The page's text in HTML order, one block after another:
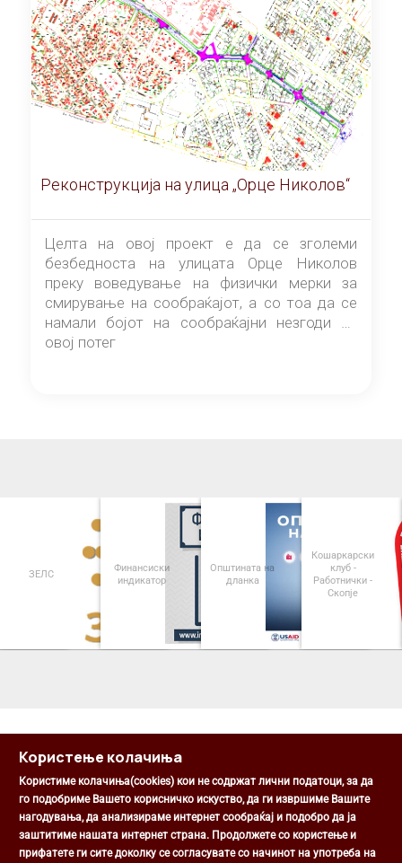
Реконструкција на улица „Орце Николов“
Целта на овој проект е да се зголеми
безбедноста на улицата Орце Николов
преку воведување на физички мерки за
смирување на сообраќајот, а со тоа да се
намали бојот на сообраќајни незгоди на
овој потег
ЗЕЛС
Финансиски
индикатор
Општината на
дланка
Кошаркарски
клуб -
Работнички -
Скопје
Општина Центар
Михаил Цоков бр. 1, Скопје
Користење колачиња
Користиме колачиња(cookies) кои не содржат лични податоци, за да
го подобриме Вашето корисничко искуство, да ги извршиме Вашите
нагодувања, да анализираме интернет сообраќај и подобро да ја
заштитиме нашата интернет страна. Продолжете со користење и
прифатете ги сите доколку се согласувате со начинот на употреба на